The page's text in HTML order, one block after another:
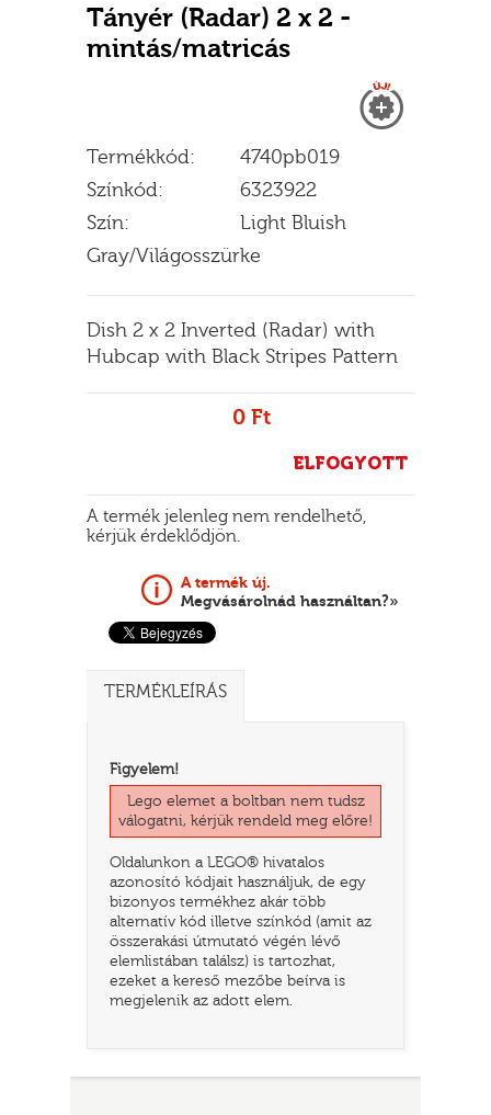
Tányér (Radar) 2 x 2 -
mintás/matricás
Termékkód:
4740pb019
Színkód:
6323922
Szín:
Light Bluish
Gray/Világosszürke
Dish 2 x 2 Inverted (Radar) with
Hubcap with Black Stripes Pattern
0 Ft
ELFOGYOTT
A termék jelenleg nem rendelhető,
kérjük érdeklődjön.
A termék új.
Megvásárolnád használtan?»
TERMÉKLEÍRÁS
Figyelem!
Lego elemet a boltban nem tudsz
válogatni, kérjük rendeld meg előre!
Oldalunkon a LEGO® hivatalos
azonosító kódjait használjuk, de egy
bizonyos termékhez akár több
alternatív kód illetve színkód (amit az
összerakási útmutató végén lévő
elemlistában találsz) is tartozhat,
ezeket a kereső mezőbe beírva is
megjelenik az adott elem.